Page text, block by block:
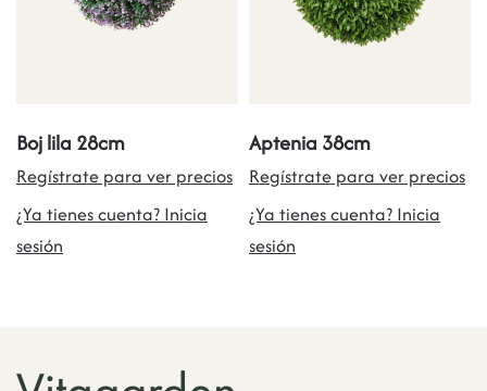
Boj lila 28cm
Regístrate para ver precios
¿Ya tienes cuenta? Inicia
sesión
Aptenia 38cm
Regístrate para ver precios
¿Ya tienes cuenta? Inicia
sesión